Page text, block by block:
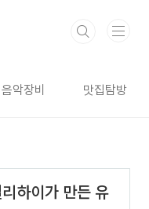
음악장비 맛집탐방